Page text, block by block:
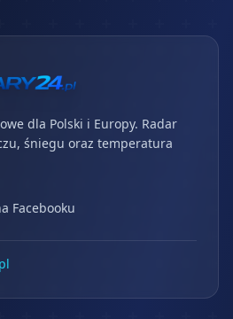
dla Polski i Europy. Radar
śniegu oraz temperatura
Facebooku